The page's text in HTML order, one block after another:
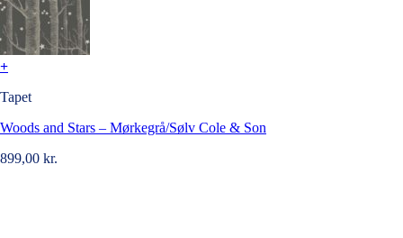
+
Tapet
Woods and Stars – Mørkegrå/Sølv Cole & Son
899,00 kr.